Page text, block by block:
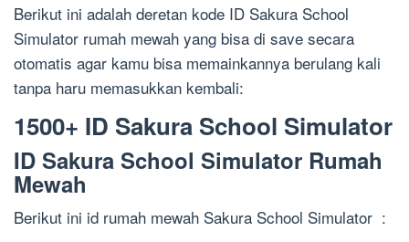
Berikut ini adalah deretan kode ID Sakura School
Simulator rumah mewah yang bisa di save secara
otomatis agar kamu bisa memainkannya berulang kali
tanpa haru memasukkan kembali:
1500+ ID Sakura School Simulator
ID Sakura School Simulator Rumah
Mewah
Berikut ini id rumah mewah Sakura School Simulator :